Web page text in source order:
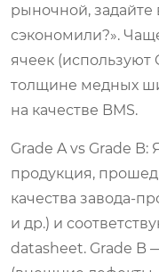
рыночной, задайте
сэкономили?».
ячеек (используют
толщине медных
на качестве BMS.
Grade A vs Grade B:
продукция,
качества завода-
и др.) и
datasheet. Grade B